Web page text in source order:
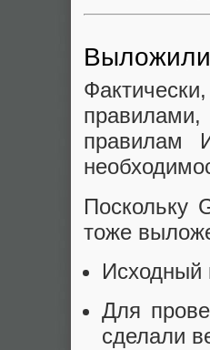
правилами,
правилам
Поскольку
тоже
Исходный
Для
сделали